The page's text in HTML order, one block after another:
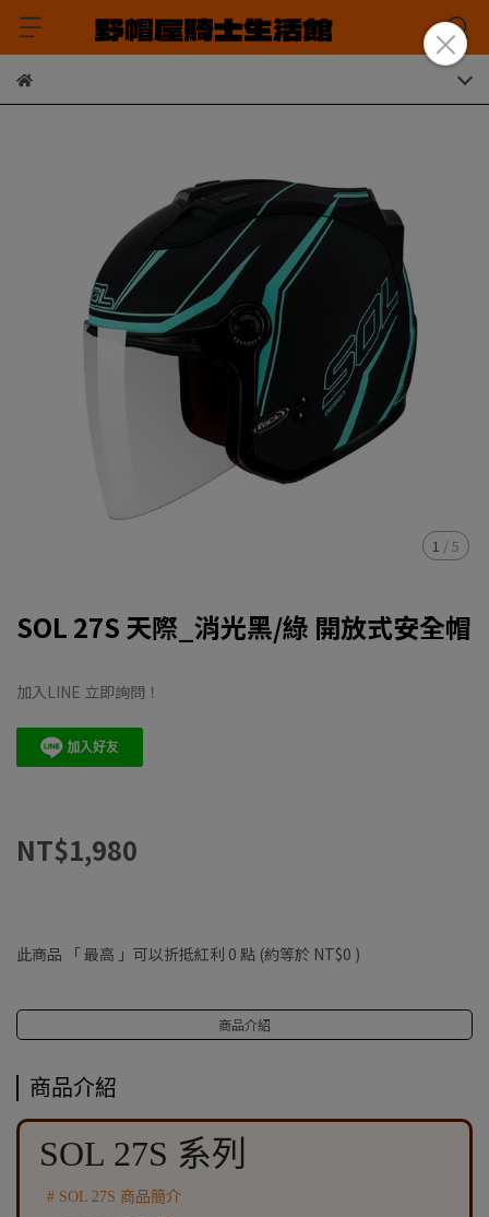
1 /5
SOL 27S 天際_消光黑/綠 開放式安全帽
加入LINE 立即詢問！
NT$1,980
此商品 「 最高 」可以折抵紅利 0 點 (約等於 NT$0 )
商品介紹
商品介紹
SOL 27S 系列
# SOL 27S 商品簡介